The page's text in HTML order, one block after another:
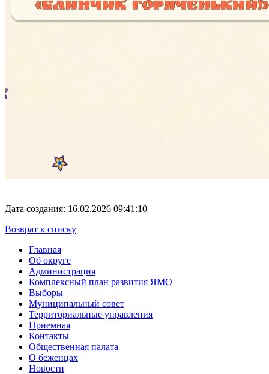
Дата создания: 16.02.2026 09:41:10
Возврат к списку
Главная
Об округе
Администрация
Комплексный план развития ЯМО
Выборы
Муниципальный совет
Территориальные управления
Приемная
Контакты
Общественная палата
О беженцах
Новости